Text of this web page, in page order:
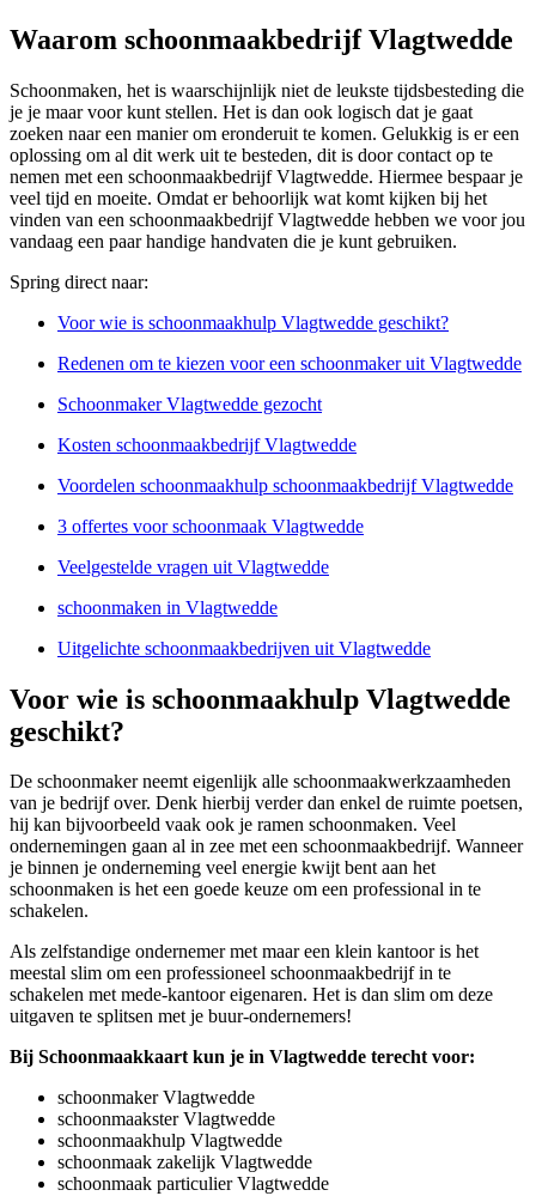
Waarom schoonmaakbedrijf Vlagtwedde
Schoonmaken, het is waarschijnlijk niet de leukste tijdsbesteding die
je je maar voor kunt stellen. Het is dan ook logisch dat je gaat
zoeken naar een manier om eronderuit te komen. Gelukkig is er een
oplossing om al dit werk uit te besteden, dit is door contact op te
nemen met een schoonmaakbedrijf Vlagtwedde. Hiermee bespaar je
veel tijd en moeite. Omdat er behoorlijk wat komt kijken bij het
vinden van een schoonmaakbedrijf Vlagtwedde hebben we voor jou
vandaag een paar handige handvaten die je kunt gebruiken.
Spring direct naar:
Voor wie is schoonmaakhulp Vlagtwedde geschikt?
Redenen om te kiezen voor een schoonmaker uit Vlagtwedde
Schoonmaker Vlagtwedde gezocht
Kosten schoonmaakbedrijf Vlagtwedde
Voordelen schoonmaakhulp schoonmaakbedrijf Vlagtwedde
3 offertes voor schoonmaak Vlagtwedde
Veelgestelde vragen uit Vlagtwedde
schoonmaken in Vlagtwedde
Uitgelichte schoonmaakbedrijven uit Vlagtwedde
Voor wie is schoonmaakhulp Vlagtwedde
geschikt?
De schoonmaker neemt eigenlijk alle schoonmaakwerkzaamheden
van je bedrijf over. Denk hierbij verder dan enkel de ruimte poetsen,
hij kan bijvoorbeeld vaak ook je ramen schoonmaken. Veel
ondernemingen gaan al in zee met een schoonmaakbedrijf. Wanneer
je binnen je onderneming veel energie kwijt bent aan het
schoonmaken is het een goede keuze om een professional in te
schakelen.
Als zelfstandige ondernemer met maar een klein kantoor is het
meestal slim om een professioneel schoonmaakbedrijf in te
schakelen met mede-kantoor eigenaren. Het is dan slim om deze
uitgaven te splitsen met je buur-ondernemers!
Bij Schoonmaakkaart kun je in Vlagtwedde terecht voor:
schoonmaker Vlagtwedde
schoonmaakster Vlagtwedde
schoonmaakhulp Vlagtwedde
schoonmaak zakelijk Vlagtwedde
schoonmaak particulier Vlagtwedde